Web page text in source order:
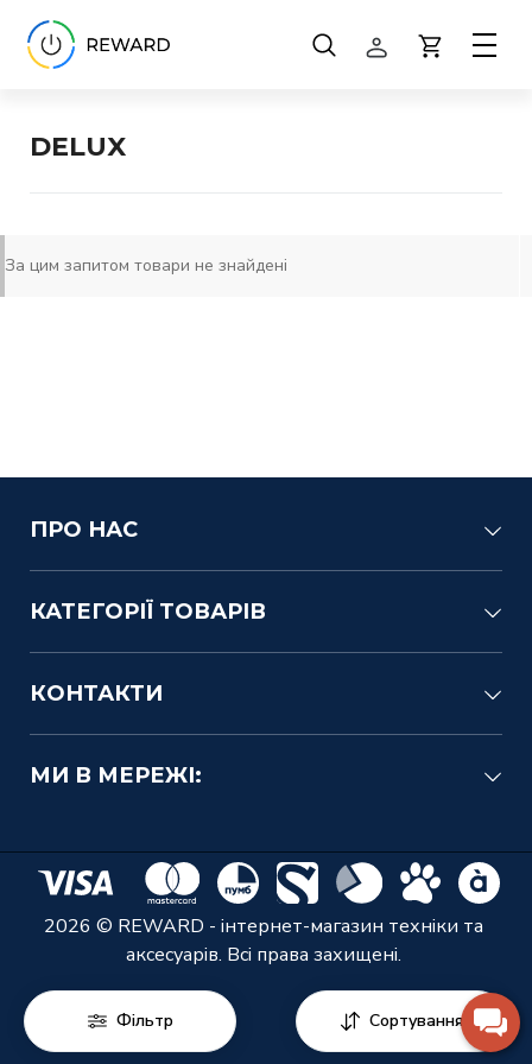
DELUX
За цим запитом товари не знайдені
Фільтр Сортування
ПРО НАС
КАТЕГОРІЇ ТОВАРІВ
КОНТАКТИ
МИ В МЕРЕЖІ:
2026 © REWARD - інтернет-магазин техніки та
аксесуарів. Всі права захищені.
Способи оплати